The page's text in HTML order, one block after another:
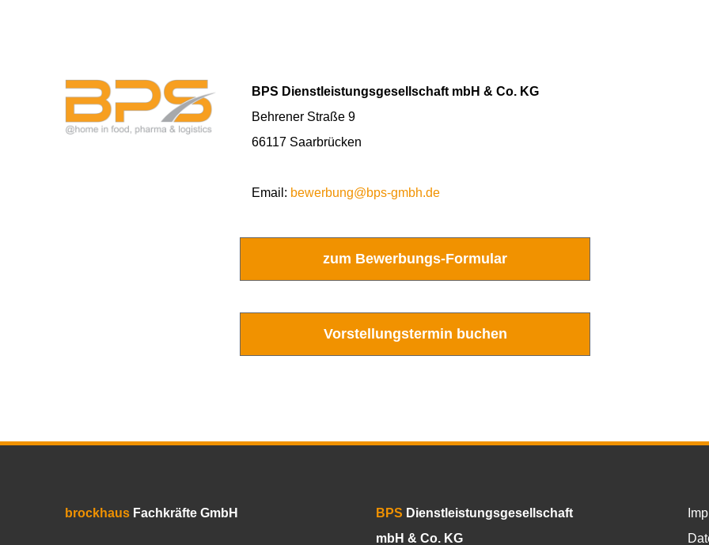
BPS Dienstleistungsgesellschaft mbH & Co. KG
Behrener Straße 9
66117 Saarbrücken
Email: bewerbung@bps-gmbh.de
zum Bewerbungs-Formular
Vorstellungstermin buchen
brockhaus Fachkräfte GmbH BPS Dienstleistungsgesellschaft
mbH & Co. KG